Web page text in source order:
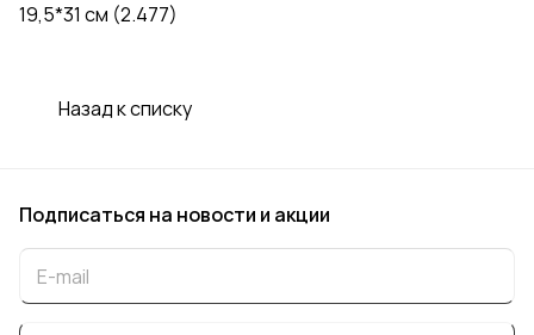
19,5*31 см (2.477)
Назад к списку
Подписаться на новости и акции